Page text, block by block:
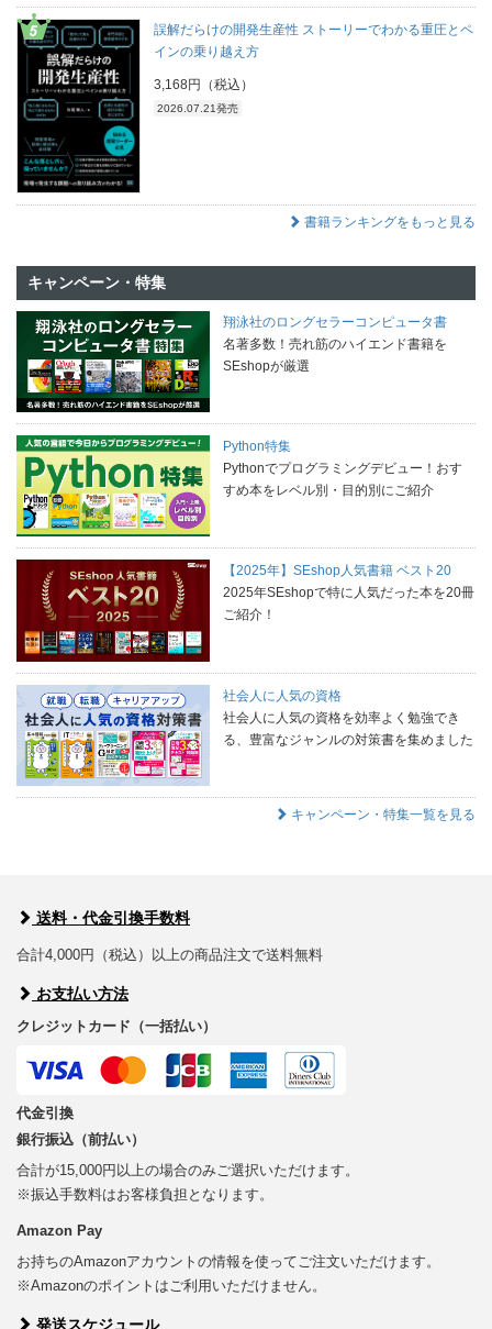
誤解だらけの開発生産性 ストーリーでわかる重圧とペ
インの乗り越え方
3,168円（税込）
2026.07.21発売
書籍ランキングをもっと見る
キャンペーン・特集
翔泳社のロングセラーコンピュータ書
名著多数！売れ筋のハイエンド書籍を
SEshopが厳選
Python特集
Pythonでプログラミングデビュー！おす
すめ本をレベル別・目的別にご紹介
【2025年】SEshop人気書籍 ベスト20
2025年SEshopで特に人気だった本を20冊
ご紹介！
社会人に人気の資格
社会人に人気の資格を効率よく勉強でき
る、豊富なジャンルの対策書を集めました
キャンペーン・特集一覧を見る
送料・代金引換手数料
合計4,000円（税込）以上の商品注文で送料無料
お支払い方法
クレジットカード（一括払い）
代金引換
銀行振込（前払い）
合計が15,000円以上の場合のみご選択いただけます。
※振込手数料はお客様負担となります。
Amazon Pay
お持ちのAmazonアカウントの情報を使ってご注文いただけます。
※Amazonのポイントはご利用いただけません。
発送スケジュール